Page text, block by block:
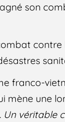
son
franco-
une
Un véritable